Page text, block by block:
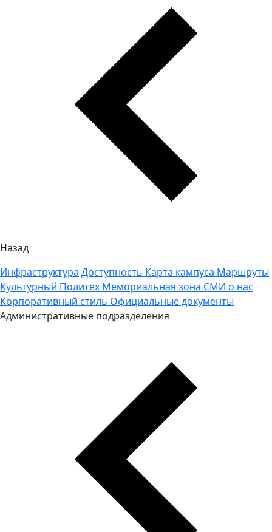
Назад
Инфраструктура Доступность Карта кампуса Маршруты
Культурный Политех Мемориальная зона СМИ о нас
Корпоративный стиль Официальные документы
Административные подразделения